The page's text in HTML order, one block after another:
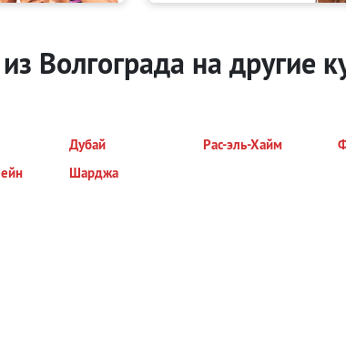
Волгограда на другие
Дубай Рас-эль-Хайм
Шарджа